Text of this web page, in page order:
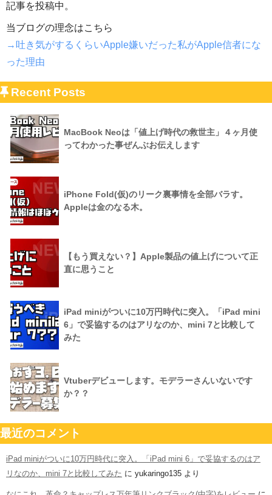
記事を投稿中。
当ブログの理念はこちら
→吐き気がするくらいApple嫌いだった私がApple信者にな
った理由
Recent Posts
MacBook Neoは「値上げ時代の救世主」４ヶ月使
ってわかった事ぜんぶお伝えします
iPhone Fold(仮)のリーク裏事情を全部バラす。
Appleは金のなる木。
【もう買えない？】Apple製品の値上げについて正
直に思うこと
iPad miniがついに10万円時代に突入。「iPad mini
6」で妥協するのはアリなのか、mini 7と比較して
みた
Vtuberデビューします。モデラーさんいないです
か？？
最近のコメント
iPad miniがついに10万円時代に突入。「iPad mini 6」で妥協するのはア
リなのか、mini 7と比較してみた に yukaringo135 より